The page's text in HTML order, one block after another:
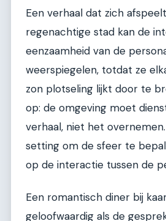
Een verhaal dat zich
regenachtige stad kan de
eenzaamheid van de
weerspiegelen, totdat ze
zon plotseling lijkt door te
op: de omgeving moet
verhaal, niet het
setting om de sfeer te
op de interactie tussen de
Een romantisch diner bij
geloofwaardig als de